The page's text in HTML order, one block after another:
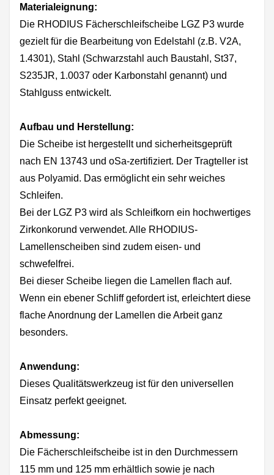
Materialeignung:
Die RHODIUS Fächerschleifscheibe LGZ P3 wurde
gezielt für die Bearbeitung von Edelstahl (z.B. V2A,
1.4301), Stahl (Schwarzstahl auch Baustahl, St37,
S235JR, 1.0037 oder Karbonstahl genannt) und
Stahlguss entwickelt.
Aufbau und Herstellung:
Die Scheibe ist hergestellt und sicherheitsgeprüft
nach EN 13743 und oSa-zertifiziert. Der Tragteller ist
aus Polyamid. Das ermöglicht ein sehr weiches
Schleifen.
Bei der LGZ P3 wird als Schleifkorn ein hochwertiges
Zirkonkorund verwendet. Alle RHODIUS-
Lamellenscheiben sind zudem eisen- und
schwefelfrei.
Bei dieser Scheibe liegen die Lamellen flach auf.
Wenn ein ebener Schliff gefordert ist, erleichtert diese
flache Anordnung der Lamellen die Arbeit ganz
besonders.
Anwendung:
Dieses Qualitätswerkzeug ist für den universellen
Einsatz perfekt geeignet.
Abmessung:
Die Fächerschleifscheibe ist in den Durchmessern
115 mm und 125 mm erhältlich sowie je nach